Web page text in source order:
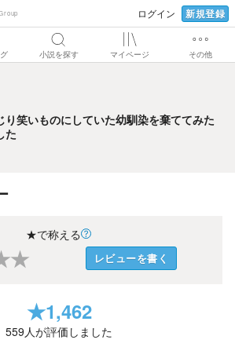
ログイン 新規登録
小説を探す マイページ その他
にじり笑いものにしていた幼馴染を棄てて
まりました
り笑いものにしていた幼馴染を棄ててみた
た
★で称える
★ レビューを書く
★1,462
559人が評価しました